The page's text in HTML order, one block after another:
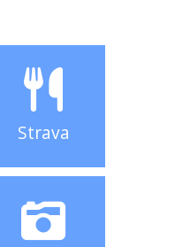
Strava